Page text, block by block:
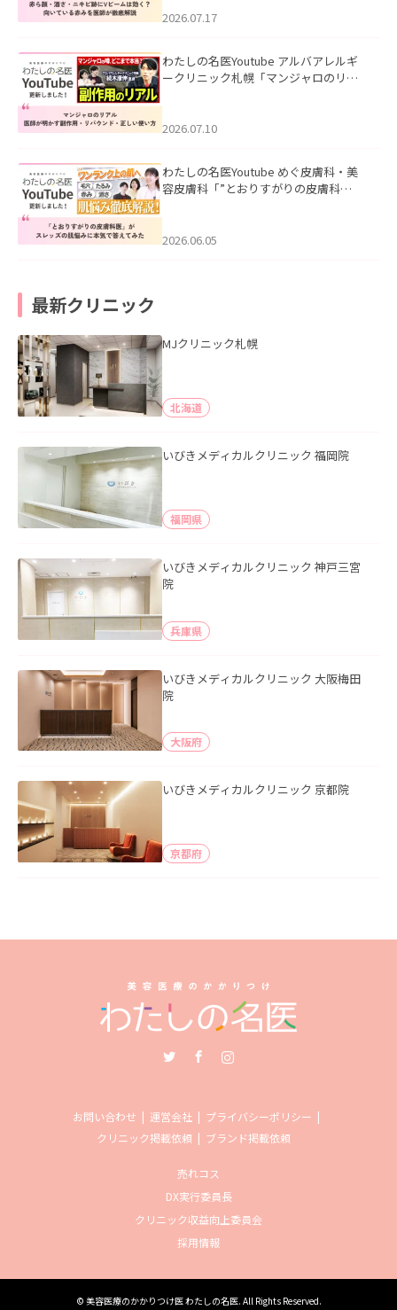
した。
2026.07.17
わたしの名医Youtube アルバアレルギ
ークリニック札幌「マンジャロのリア
た。
2026.07.10
わたしの名医Youtube めぐ皮膚科・美
容皮膚科「”とおりすがりの皮膚科
2026.06.05
最新クリニック
MJクリニック札幌
北海道
いびきメディカルクリニック 福岡院
福岡県
いびきメディカルクリニック 神戸三宮
院
兵庫県
いびきメディカルクリニック 大阪梅田
院
大阪府
いびきメディカルクリニック 京都院
京都府
お問い合わせ 運営会社
プライバシーポリシー
クリニック掲載依頼
ブランド掲載依頼
売れコス
DX実行委員長
クリニック収益向上委員会
採用情報
© 美容医療のかかりつけ医 わたしの名医. All Rights Reserved.